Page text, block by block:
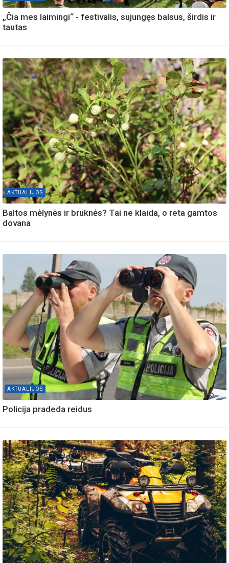
„Čia mes laimingi“ - festivalis, sujungęs balsus, širdis ir
tautas
AKTUALIJOS
Baltos mėlynės ir bruknės? Tai ne klaida, o reta gamtos
dovana
AKTUALIJOS
Policija pradeda reidus